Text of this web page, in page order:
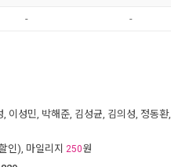
- -
, 이성민, 박해준, 김성균, 김의성, 정동환,
인), 마일리지 250원